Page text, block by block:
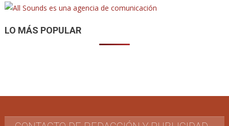
entradas
LO MÁS POPULAR